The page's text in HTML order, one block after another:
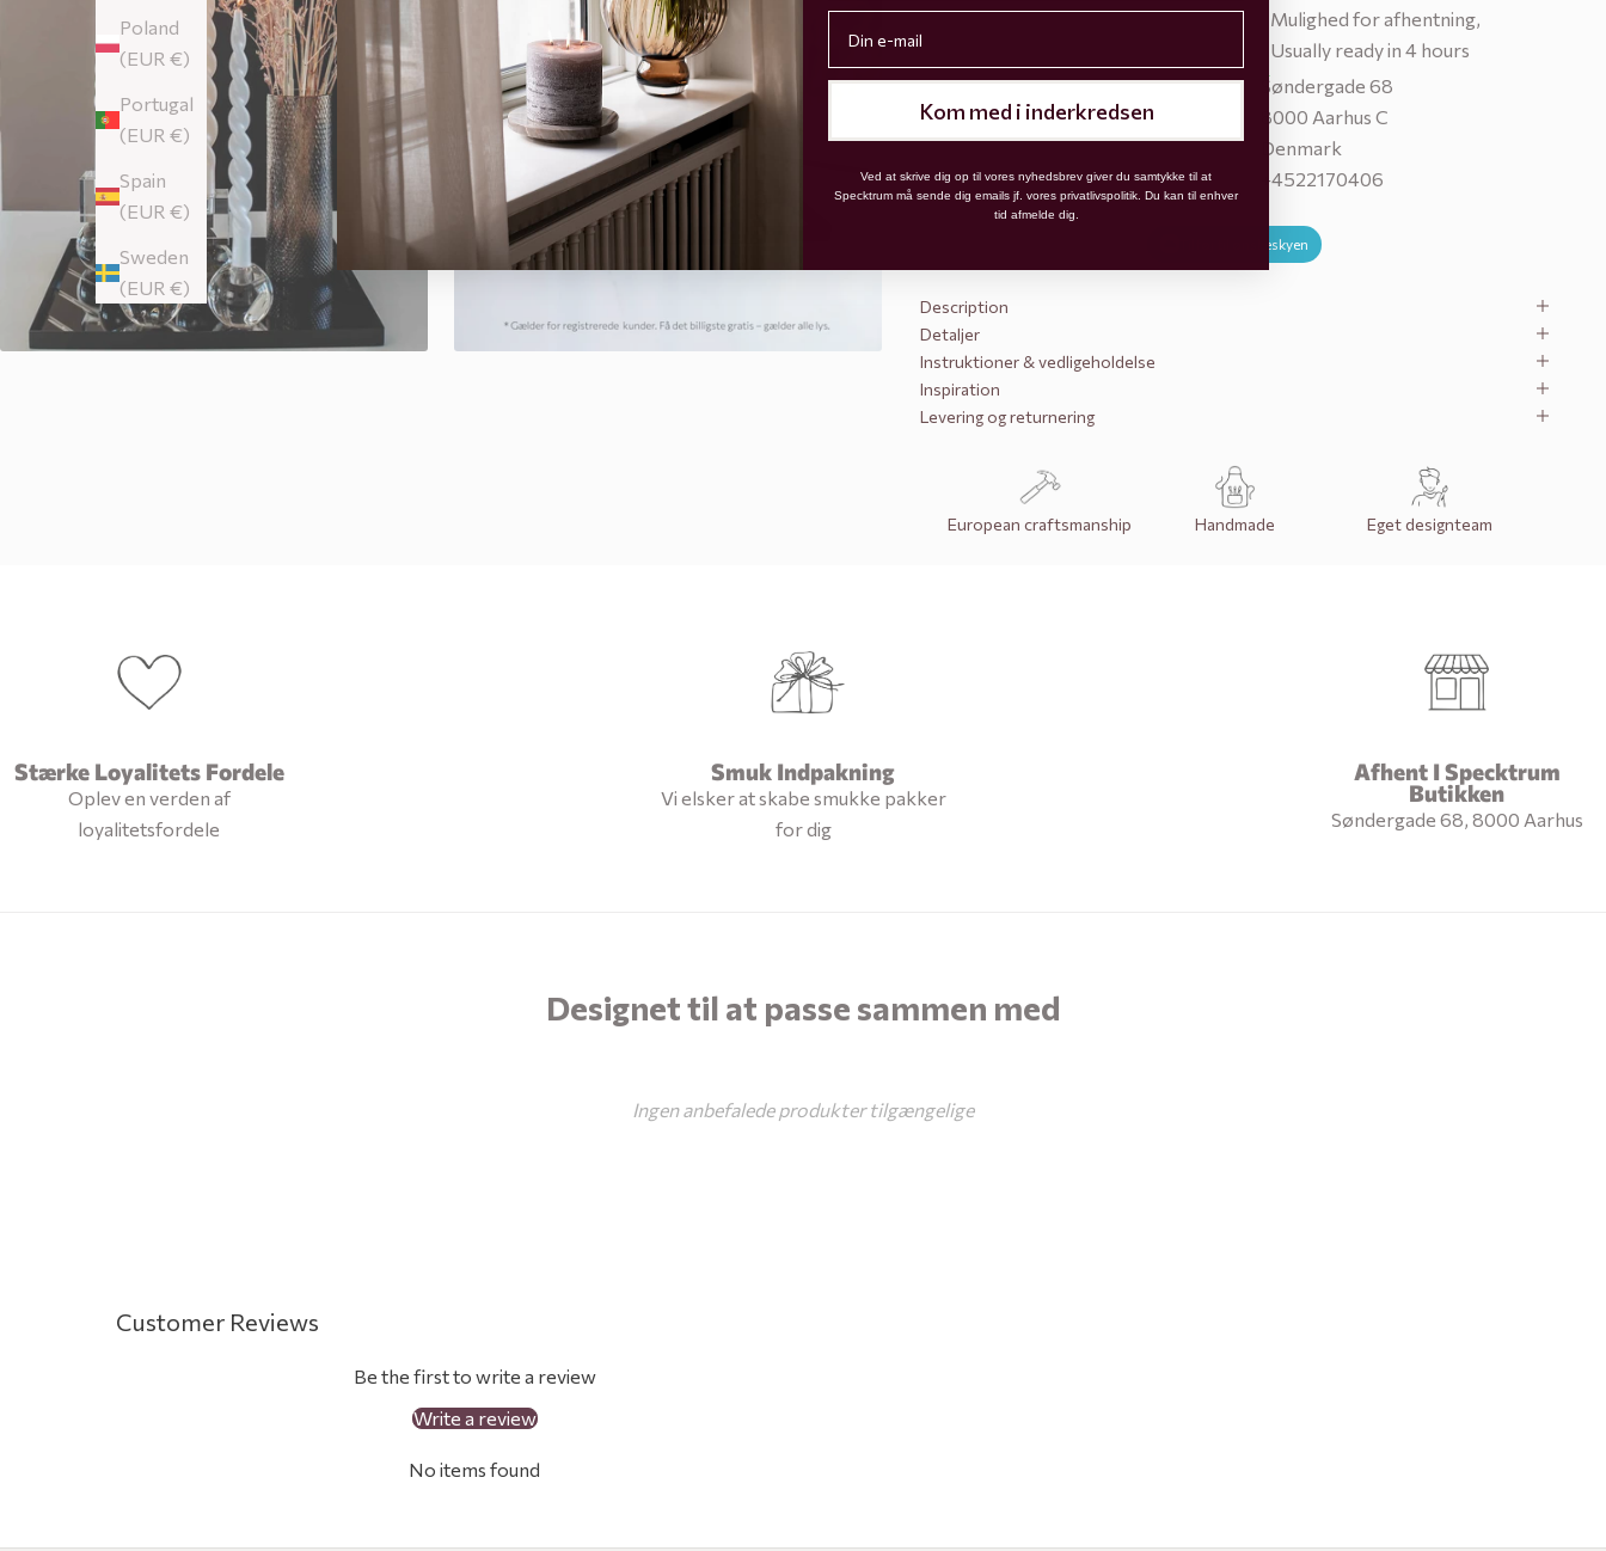
Poland
(EUR €)
Portugal
(EUR €)
Spain
(EUR €)
Sweden
(EUR €)
Mulighed for afhentning,
Usually ready in 4 hours
Søndergade 68
8000 Aarhus C
Denmark
+4522170406
Tilføj til ønskeskyen
Description
Detaljer
Instruktioner & vedligeholdelse
Inspiration
Levering og returnering
European craftsmanship Handmade Eget designteam
Stærke Loyalitets Fordele
Oplev en verden af
loyalitetsfordele
Smuk Indpakning
Vi elsker at skabe smukke pakker
for dig
Afhent I Specktrum
Butikken
Søndergade 68, 8000 Aarhus
Designet til at passe sammen med
Ingen anbefalede produkter tilgængelige
Customer Reviews
Be the first to write a review
Write a review
No items found
Kom med i inderkredsen
Ved at skrive dig op til vores nyhedsbrev giver du samtykke til at
Specktrum må sende dig emails jf. vores privatlivspolitik. Du kan til enhver
tid afmelde dig.